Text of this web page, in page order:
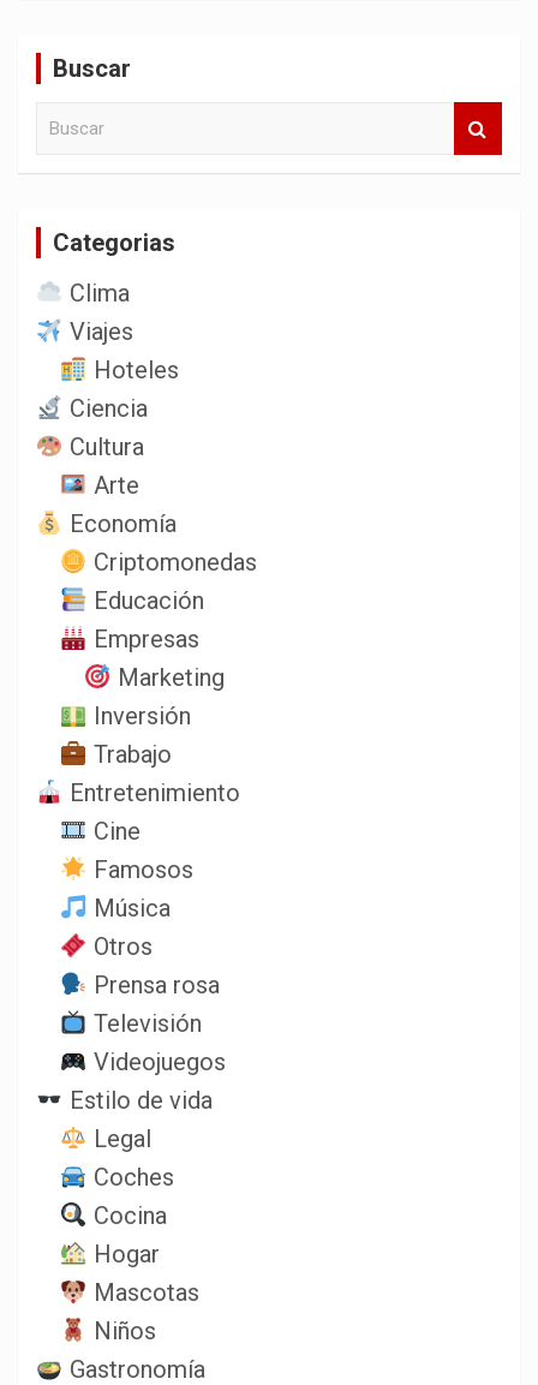
Buscar
Categorias
Clima
Viajes
Hoteles
Ciencia
Cultura
Arte
Economía
Criptomonedas
Educación
Empresas
Marketing
Inversión
Trabajo
Entretenimiento
Cine
Famosos
Música
Otros
Prensa rosa
Televisión
Videojuegos
Estilo de vida
Legal
Coches
Cocina
Hogar
Mascotas
Niños
Gastronomía